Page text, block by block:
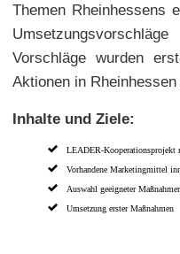
Themen Rheinhessens
Vorschläge wurden
Aktionen in
Inhalte und Ziele:
LEADER-Kooperationsprojekt
Vorhandene Marketingmittel
Auswahl geeigneter
Umsetzung erster Maßnahmen